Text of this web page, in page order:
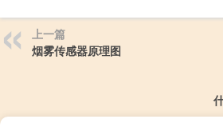
上一篇
烟雾传感器原理图